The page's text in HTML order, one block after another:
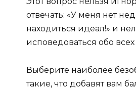
отвечать: «У меня нет
находиться идеал!» и
исповедоваться обо всех
Выберите наиболее
такие, что добавят вам